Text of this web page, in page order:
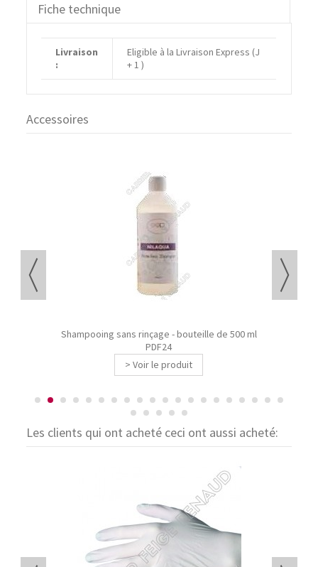
Fiche technique
Livraison
:
Eligible à la Livraison Express (J
+ 1 )
Accessoires
Shampooing sans rinçage - bouteille de 500 ml
PDF24
> Voir le produit
Les clients qui ont acheté ceci ont aussi acheté: